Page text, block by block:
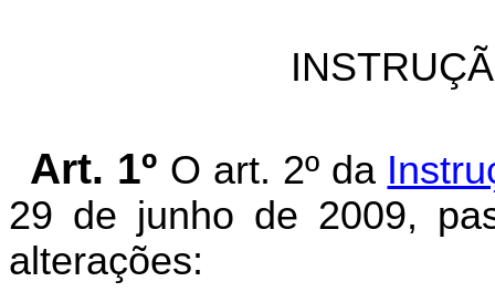
Art. 1º O art. 2º da
29 de junho de 2009,
alterações: